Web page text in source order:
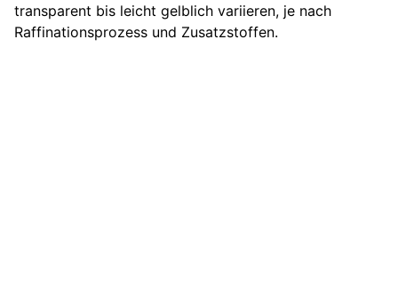
transparent bis leicht gelblich variieren, je nach
Raffinationsprozess und Zusatzstoffen.